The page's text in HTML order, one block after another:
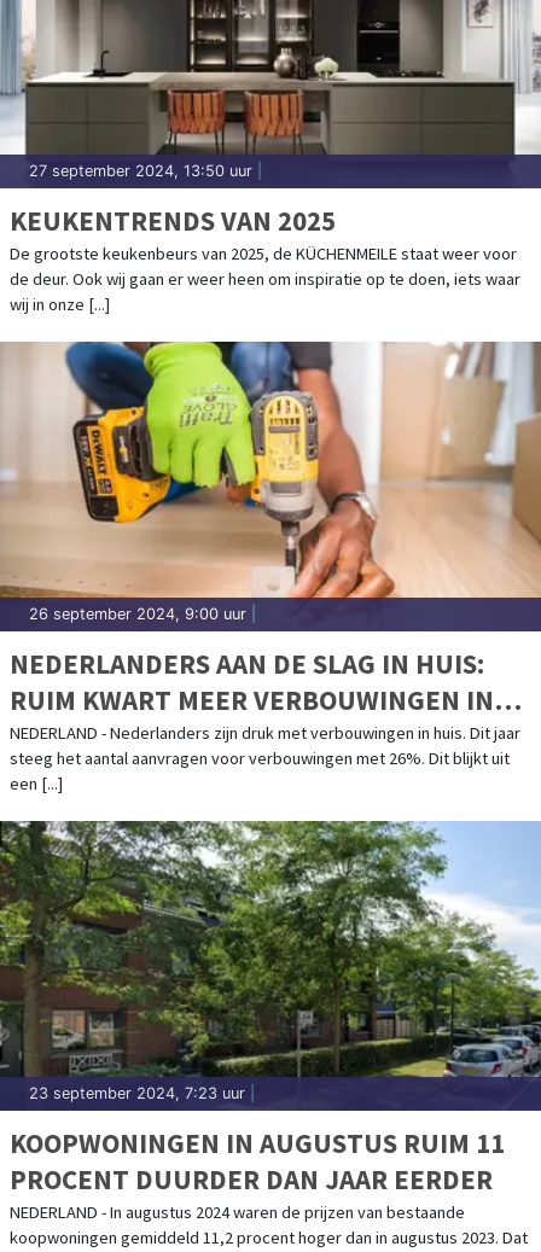
27 september 2024, 13:50 uur
KEUKENTRENDS VAN 2025
De grootste keukenbeurs van 2025, de KÜCHENMEILE staat weer voor
de deur. Ook wij gaan er weer heen om inspiratie op te doen, iets waar
wij in onze [...]
26 september 2024, 9:00 uur
NEDERLANDERS AAN DE SLAG IN HUIS:
RUIM KWART MEER VERBOUWINGEN IN
2024
NEDERLAND - Nederlanders zijn druk met verbouwingen in huis. Dit jaar
steeg het aantal aanvragen voor verbouwingen met 26%. Dit blijkt uit
een [...]
23 september 2024, 7:23 uur
KOOPWONINGEN IN AUGUSTUS RUIM 11
PROCENT DUURDER DAN JAAR EERDER
NEDERLAND - In augustus 2024 waren de prijzen van bestaande
koopwoningen gemiddeld 11,2 procent hoger dan in augustus 2023. Dat